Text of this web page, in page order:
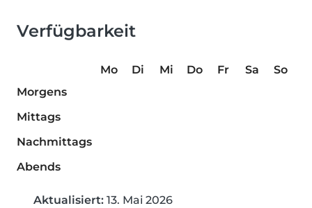
Verfügbarkeit
Mo Di Mi Do Fr Sa
So
Morgens
Mittags
Nachmittags
Abends
Aktualisiert: 13. Mai 2026